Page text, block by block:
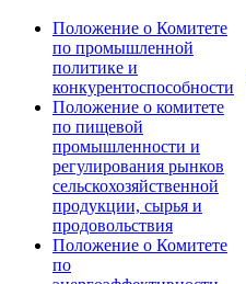
Положение о Комитете
по промышленной
политике и
конкурентоспособности
Положение о комитете
по пищевой
промышленности и
регулирования рынков
сельскохозяйственной
продукции, сырья и
продовольствия
Положение о Комитете
по